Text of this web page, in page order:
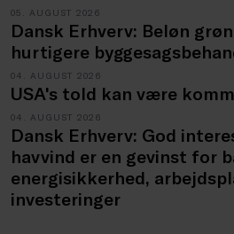
05. AUGUST 2026
Dansk Erhverv: Beløn
hurtigere
04. AUGUST 2026
USA's told kan være
04. AUGUST 2026
Dansk Erhverv: God
havvind er en gevinst for
energisikkerhed,
investeringer